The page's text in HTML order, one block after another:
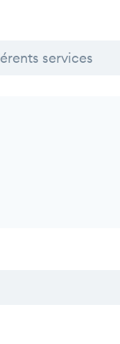
services